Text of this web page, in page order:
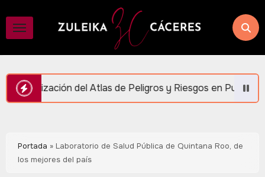
contenido
de Peligros y Riesgos en Puerto Morelos
Portada » Laboratorio de Salud Pública de Quintana Roo, de
los mejores del país